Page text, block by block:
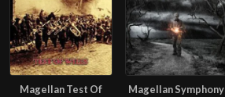
Magellan Test Of
Magellan Symphony